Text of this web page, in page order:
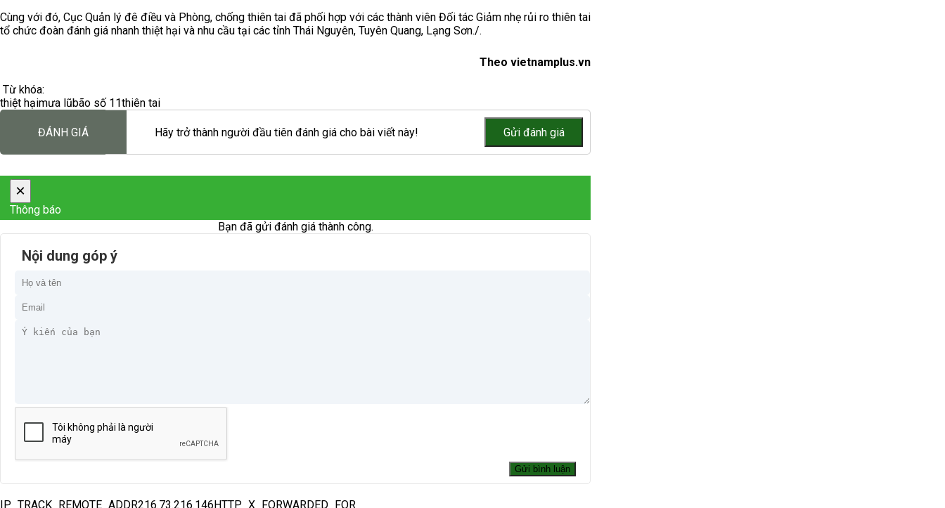
Cùng với đó, Cục Quản lý đê điều và Phòng, chống thiên tai đã phối hợp với các thành viên Đối tác Giảm nhẹ rủi ro thiên tai
tổ chức đoàn đánh giá nhanh thiệt hại và nhu cầu tại các tỉnh Thái Nguyên, Tuyên Quang, Lạng Sơn./.
Theo vietnamplus.vn
Từ khóa:
thiệt hạimưa lũbão số 11thiên tai
ĐÁNH GIÁ Hãy trở thành người đầu tiên đánh giá cho bài viết này!
×
Thông báo
Bạn đã gửi đánh giá thành công.
Nội dung góp ý
IP_TRACK_REMOTE_ADDR216.73.216.146HTTP_X_FORWARDED_FOR